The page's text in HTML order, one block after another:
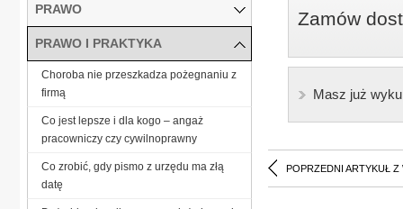
Zamów
Masz już
POPRZEDNI ARTYKUŁ Z
PRAWO
PRAWO I PRAKTYKA
Choroba nie przeszkadza pożegnaniu z
firmą
Co jest lepsze i dla kogo – angaż
pracowniczy czy cywilnoprawny
Co zrobić, gdy pismo z urzędu ma złą
datę